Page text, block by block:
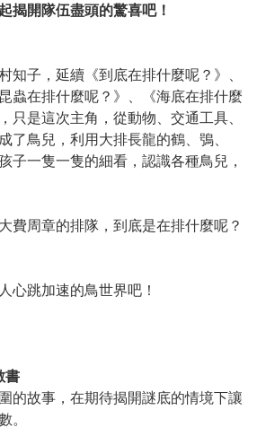
揭開隊伍盡頭的驚喜吧！
子，延續《到底在排什麼呢？》、
蟲在排什麼呢？》、《海底在排什麼
只是這次主角，從動物、交通工具、
了鳥兒，利用大排長龍的鶴、鴞、
子一隻一隻的細看，認識各種鳥兒，
周章的排隊，到底是在排什麼呢？
跳加速的鳥世界吧！
書
故事，在期待揭開謎底的情境下讓
。